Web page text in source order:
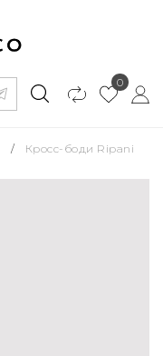
0
/ Кросс-боди Ripani